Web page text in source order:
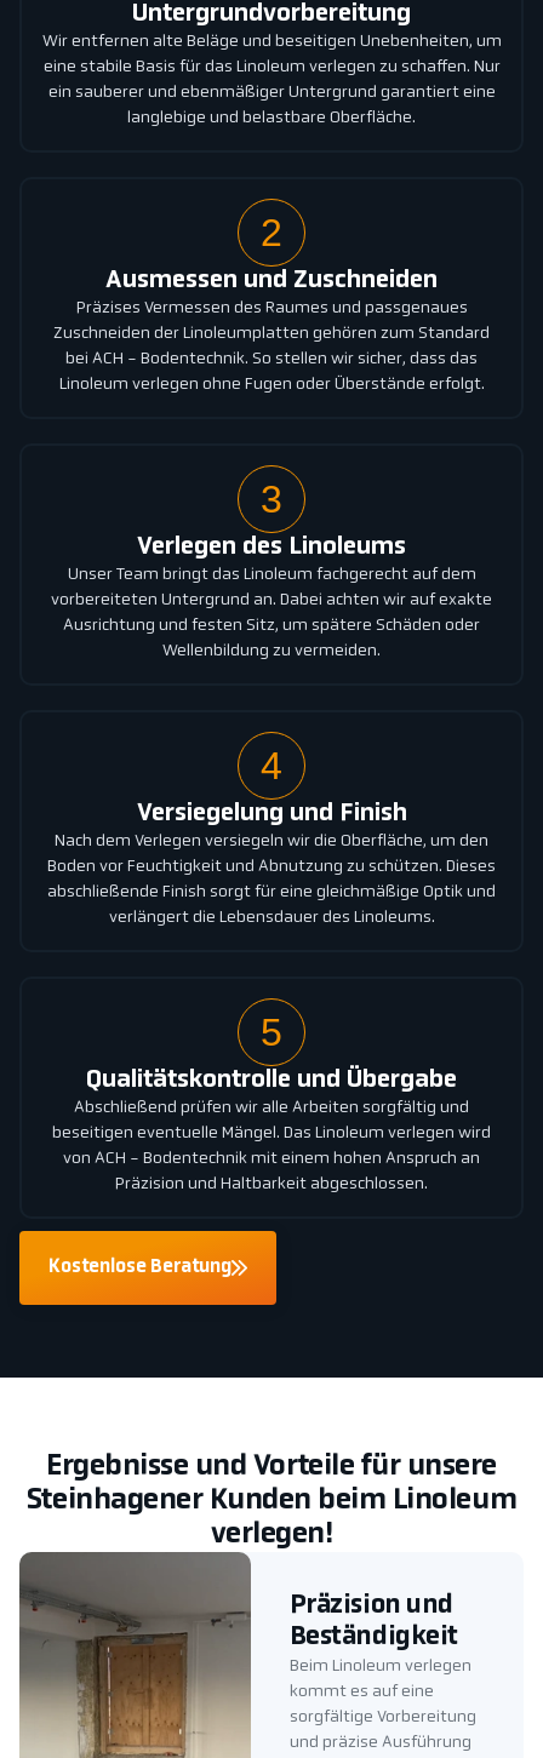
Untergrundvorbereitung
Wir entfernen alte Beläge und beseitigen Unebenheiten, um
eine stabile Basis für das Linoleum verlegen zu schaffen. Nur
ein sauberer und ebenmäßiger Untergrund garantiert eine
langlebige und belastbare Oberfläche.
2
Ausmessen und Zuschneiden
Präzises Vermessen des Raumes und passgenaues
Zuschneiden der Linoleumplatten gehören zum Standard
bei ACH - Bodentechnik. So stellen wir sicher, dass das
Linoleum verlegen ohne Fugen oder Überstände erfolgt.
3
Verlegen des Linoleums
Unser Team bringt das Linoleum fachgerecht auf dem
vorbereiteten Untergrund an. Dabei achten wir auf exakte
Ausrichtung und festen Sitz, um spätere Schäden oder
Wellenbildung zu vermeiden.
4
Versiegelung und Finish
Nach dem Verlegen versiegeln wir die Oberfläche, um den
Boden vor Feuchtigkeit und Abnutzung zu schützen. Dieses
abschließende Finish sorgt für eine gleichmäßige Optik und
verlängert die Lebensdauer des Linoleums.
5
Qualitätskontrolle und Übergabe
Abschließend prüfen wir alle Arbeiten sorgfältig und
beseitigen eventuelle Mängel. Das Linoleum verlegen wird
von ACH - Bodentechnik mit einem hohen Anspruch an
Präzision und Haltbarkeit abgeschlossen.
Kostenlose Beratung
Ergebnisse und Vorteile für unsere
Steinhagener Kunden beim Linoleum
verlegen!
Präzision und
Beständigkeit
Beim Linoleum verlegen
kommt es auf eine
sorgfältige Vorbereitung
und präzise Ausführung